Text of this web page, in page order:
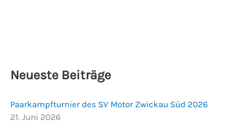
Neueste Beiträge
Paarkampfturnier des SV Motor Zwickau Süd 2026
21. Juni 2026